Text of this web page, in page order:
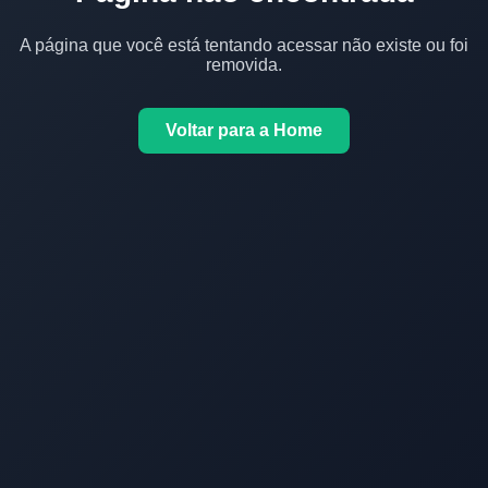
A página que você está tentando acessar não existe ou foi
removida.
Voltar para a Home